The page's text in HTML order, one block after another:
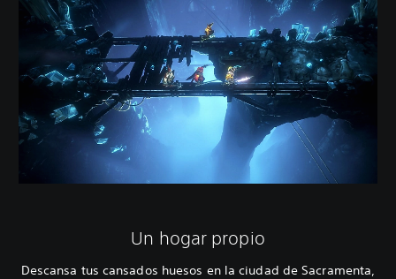
Un hogar propio
Descansa tus cansados huesos en la ciudad de Sacramenta,